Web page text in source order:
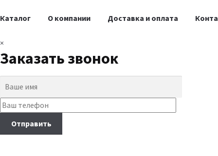
Каталог О компании Доставка и оплата
×
Заказать звонок